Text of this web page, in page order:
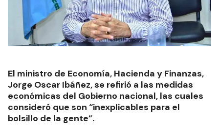
El ministro de Economía, Hacienda y Finanzas,
Jorge Oscar Ibáñez, se refirió a las medidas
económicas del Gobierno nacional, las cuales
consideró que son “inexplicables para el
bolsillo de la gente”.